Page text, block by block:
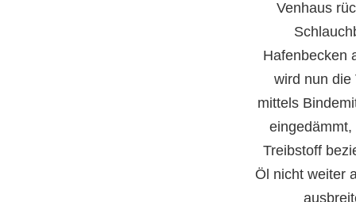
Venhaus
Hafenbecken
wird nun die
mittels
Treibstoff
Öl nicht weiter